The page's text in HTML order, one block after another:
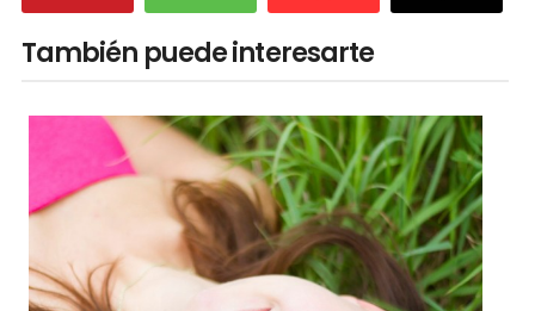
También puede interesarte